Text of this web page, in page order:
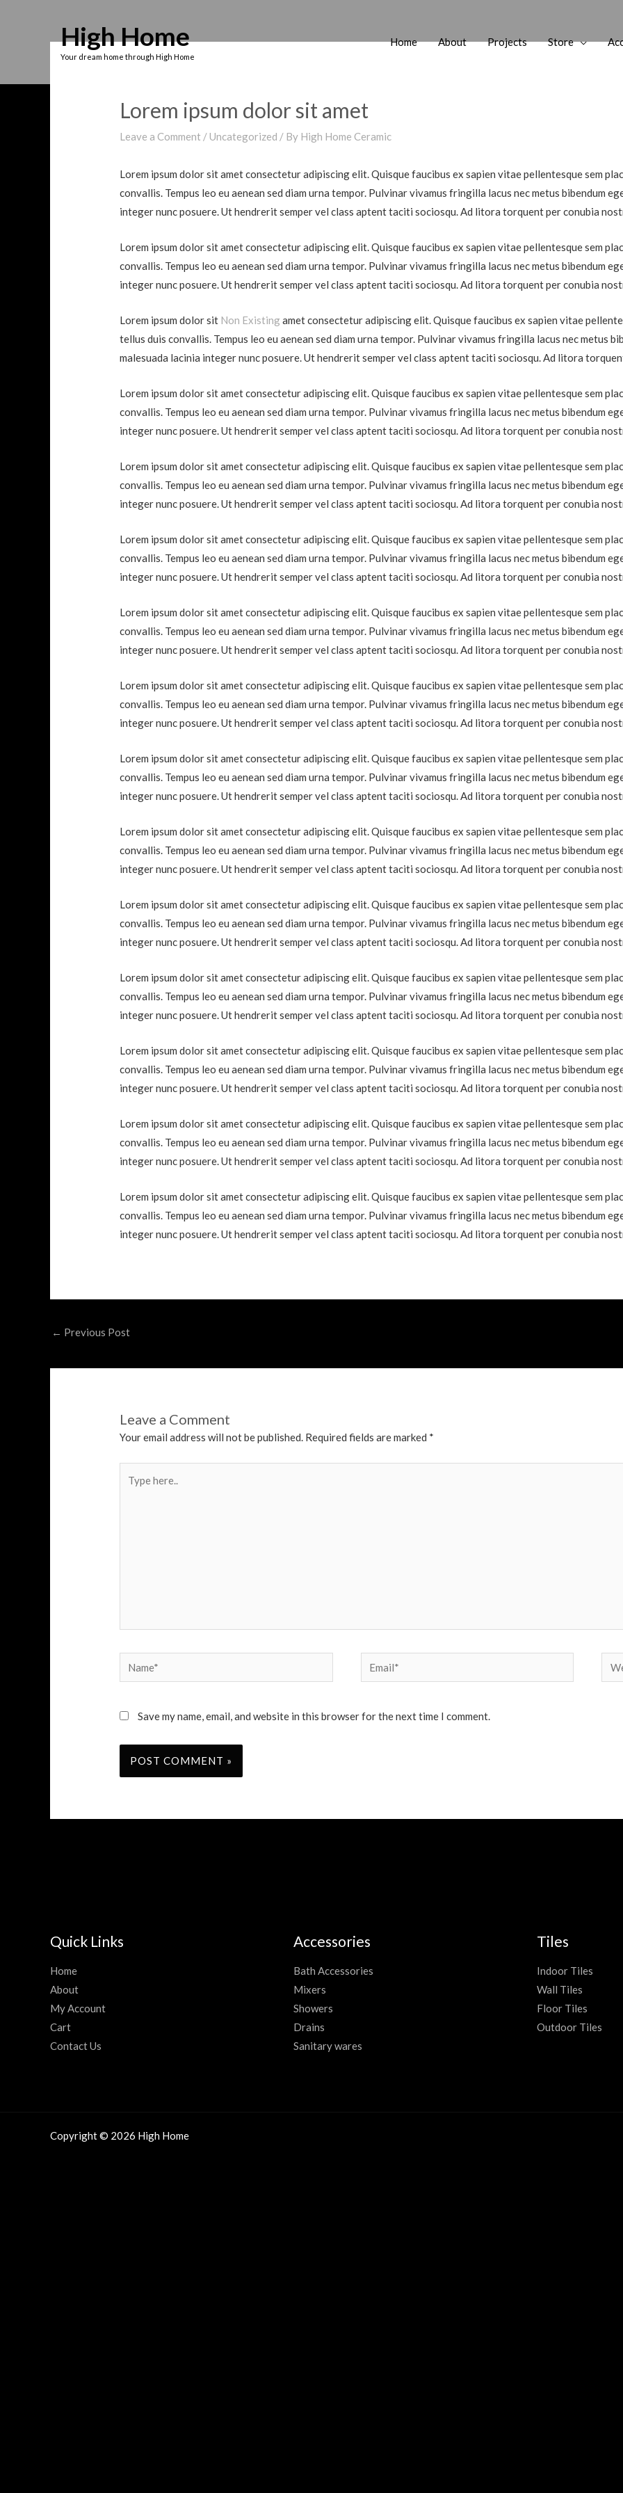
High Home
Your dream home through High Home
Home About Projects Store
Lorem ipsum dolor sit amet
Leave a Comment /Uncategorized / By High Home Ceramic
Lorem ipsum dolor sit amet consectetur adipiscing elit. Quisque faucibus ex sapien vitae pellentesque sem
convallis. Tempus leo eu aenean sed diam urna tempor. Pulvinar vivamus fringilla lacus nec metus bibendum
integer nunc posuere. Ut hendrerit semper vel class aptent taciti sociosqu. Ad litora torquent per conubia
Lorem ipsum dolor sit amet consectetur adipiscing elit. Quisque faucibus ex sapien vitae pellentesque sem
convallis. Tempus leo eu aenean sed diam urna tempor. Pulvinar vivamus fringilla lacus nec metus bibendum
integer nunc posuere. Ut hendrerit semper vel class aptent taciti sociosqu. Ad litora torquent per conubia
Lorem ipsum dolor sit Non Existing amet consectetur adipiscing elit. Quisque faucibus ex sapien vitae
tellus duis convallis. Tempus leo eu aenean sed diam urna tempor. Pulvinar vivamus fringilla lacus nec metus
malesuada lacinia integer nunc posuere. Ut hendrerit semper vel class aptent taciti sociosqu. Ad litora
Lorem ipsum dolor sit amet consectetur adipiscing elit. Quisque faucibus ex sapien vitae pellentesque sem
convallis. Tempus leo eu aenean sed diam urna tempor. Pulvinar vivamus fringilla lacus nec metus bibendum
integer nunc posuere. Ut hendrerit semper vel class aptent taciti sociosqu. Ad litora torquent per conubia
Lorem ipsum dolor sit amet consectetur adipiscing elit. Quisque faucibus ex sapien vitae pellentesque sem
convallis. Tempus leo eu aenean sed diam urna tempor. Pulvinar vivamus fringilla lacus nec metus bibendum
integer nunc posuere. Ut hendrerit semper vel class aptent taciti sociosqu. Ad litora torquent per conubia
Lorem ipsum dolor sit amet consectetur adipiscing elit. Quisque faucibus ex sapien vitae pellentesque sem
convallis. Tempus leo eu aenean sed diam urna tempor. Pulvinar vivamus fringilla lacus nec metus bibendum
integer nunc posuere. Ut hendrerit semper vel class aptent taciti sociosqu. Ad litora torquent per conubia
Lorem ipsum dolor sit amet consectetur adipiscing elit. Quisque faucibus ex sapien vitae pellentesque sem
convallis. Tempus leo eu aenean sed diam urna tempor. Pulvinar vivamus fringilla lacus nec metus bibendum
integer nunc posuere. Ut hendrerit semper vel class aptent taciti sociosqu. Ad litora torquent per conubia
Lorem ipsum dolor sit amet consectetur adipiscing elit. Quisque faucibus ex sapien vitae pellentesque sem
convallis. Tempus leo eu aenean sed diam urna tempor. Pulvinar vivamus fringilla lacus nec metus bibendum
integer nunc posuere. Ut hendrerit semper vel class aptent taciti sociosqu. Ad litora torquent per conubia
Lorem ipsum dolor sit amet consectetur adipiscing elit. Quisque faucibus ex sapien vitae pellentesque sem
convallis. Tempus leo eu aenean sed diam urna tempor. Pulvinar vivamus fringilla lacus nec metus bibendum
integer nunc posuere. Ut hendrerit semper vel class aptent taciti sociosqu. Ad litora torquent per conubia
Lorem ipsum dolor sit amet consectetur adipiscing elit. Quisque faucibus ex sapien vitae pellentesque sem
convallis. Tempus leo eu aenean sed diam urna tempor. Pulvinar vivamus fringilla lacus nec metus bibendum
integer nunc posuere. Ut hendrerit semper vel class aptent taciti sociosqu. Ad litora torquent per conubia
Lorem ipsum dolor sit amet consectetur adipiscing elit. Quisque faucibus ex sapien vitae pellentesque sem
convallis. Tempus leo eu aenean sed diam urna tempor. Pulvinar vivamus fringilla lacus nec metus bibendum
integer nunc posuere. Ut hendrerit semper vel class aptent taciti sociosqu. Ad litora torquent per conubia
Lorem ipsum dolor sit amet consectetur adipiscing elit. Quisque faucibus ex sapien vitae pellentesque sem
convallis. Tempus leo eu aenean sed diam urna tempor. Pulvinar vivamus fringilla lacus nec metus bibendum
integer nunc posuere. Ut hendrerit semper vel class aptent taciti sociosqu. Ad litora torquent per conubia
Lorem ipsum dolor sit amet consectetur adipiscing elit. Quisque faucibus ex sapien vitae pellentesque sem
convallis. Tempus leo eu aenean sed diam urna tempor. Pulvinar vivamus fringilla lacus nec metus bibendum
integer nunc posuere. Ut hendrerit semper vel class aptent taciti sociosqu. Ad litora torquent per conubia
Lorem ipsum dolor sit amet consectetur adipiscing elit. Quisque faucibus ex sapien vitae pellentesque sem
convallis. Tempus leo eu aenean sed diam urna tempor. Pulvinar vivamus fringilla lacus nec metus bibendum
integer nunc posuere. Ut hendrerit semper vel class aptent taciti sociosqu. Ad litora torquent per conubia
Lorem ipsum dolor sit amet consectetur adipiscing elit. Quisque faucibus ex sapien vitae pellentesque sem
convallis. Tempus leo eu aenean sed diam urna tempor. Pulvinar vivamus fringilla lacus nec metus bibendum
integer nunc posuere. Ut hendrerit semper vel class aptent taciti sociosqu. Ad litora torquent per conubia
Post
← Previous Post
Leave a Comment
Your email address will not be published. Required fields are marked *
here..
Name* Email*
Save my name, email, and website in this browser for the next time I comment.
Quick Links
Home
About
My Account
Cart
Contact Us
Accessories
Bath Accessories
Mixers
Showers
Drains
Sanitary wares
Tiles
Indoor Tiles
Wall Tiles
Floor Tiles
Outdoor Tiles
Copyright © 2026 High Home